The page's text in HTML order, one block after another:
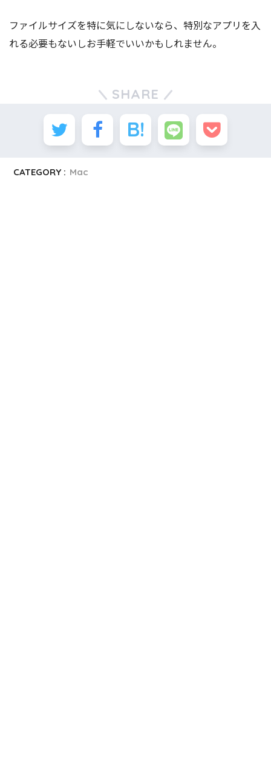
ファイルサイズを特に気にしないなら、特別なアプリを入
れる必要もないしお手軽でいいかもしれません。
SHARE
CATEGORY : Mac